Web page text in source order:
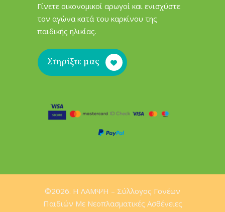
Γίνετε οικονομικοί αρωγοί και ενισχύστε
τον αγώνα κατά του καρκίνου της
παιδικής ηλικίας.
Στηρίξτε μας
©2026. H ΛΑΜΨΗ – Σύλλογος Γονέων
Παιδιών Mε Νεοπλασματικές Ασθένειες